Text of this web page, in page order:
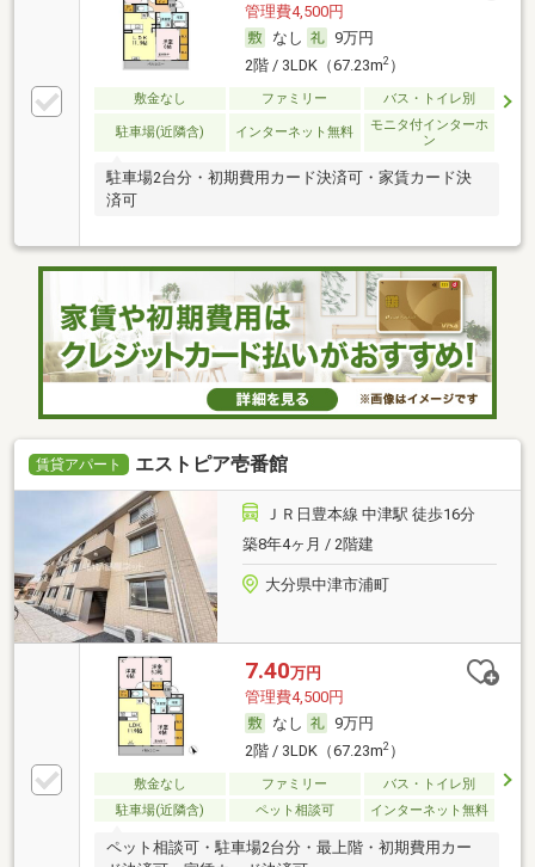
管理費4,500円
なし
9万円
2階 / 3LDK（67.23m2）
敷金なし ファミリー バス・トイレ別
駐車場(近隣含) インターネット無料
モニタ付インターホ
ン
駐車場2台分・初期費用カード決済可・家賃カード決
済可
賃貸アパート エストピア壱番館
ＪＲ日豊本線 中津駅 徒歩16分
築8年4ヶ月 / 2階建
大分県中津市浦町
7.40万円
管理費4,500円
なし
9万円
2階 / 3LDK（67.23m2）
敷金なし ファミリー
バス・トイレ別
駐車場(近隣含)
ペット相談可 インターネット無料
ペット相談可・駐車場2台分・最上階・初期費用カー